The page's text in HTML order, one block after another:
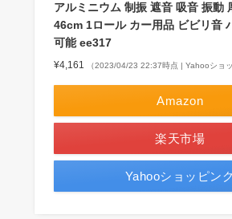
アルミニウム 制振 遮音 吸音 振動
46cm 1ロール カー用品 ビビリ音
可能 ee317
¥4,161 （2023/04/23 22:37時点 | Yahooショッ
Amazon
楽天市場
Yahooショッピン